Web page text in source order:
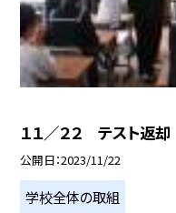
１１／２２ テスト返
公開日 2023/11/22
学校全体の取組